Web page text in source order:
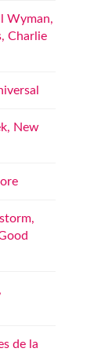
Wyman,
Charlie
New
de la